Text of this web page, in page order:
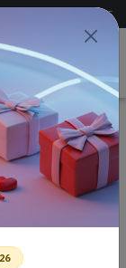
+7 (383) 288-54-55
очки